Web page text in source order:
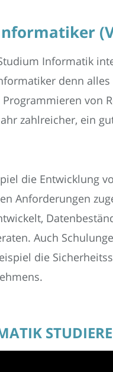
Informatik
denn
von
zahlreicher, ein
die Entwicklung
Anforderungen
Auch
die